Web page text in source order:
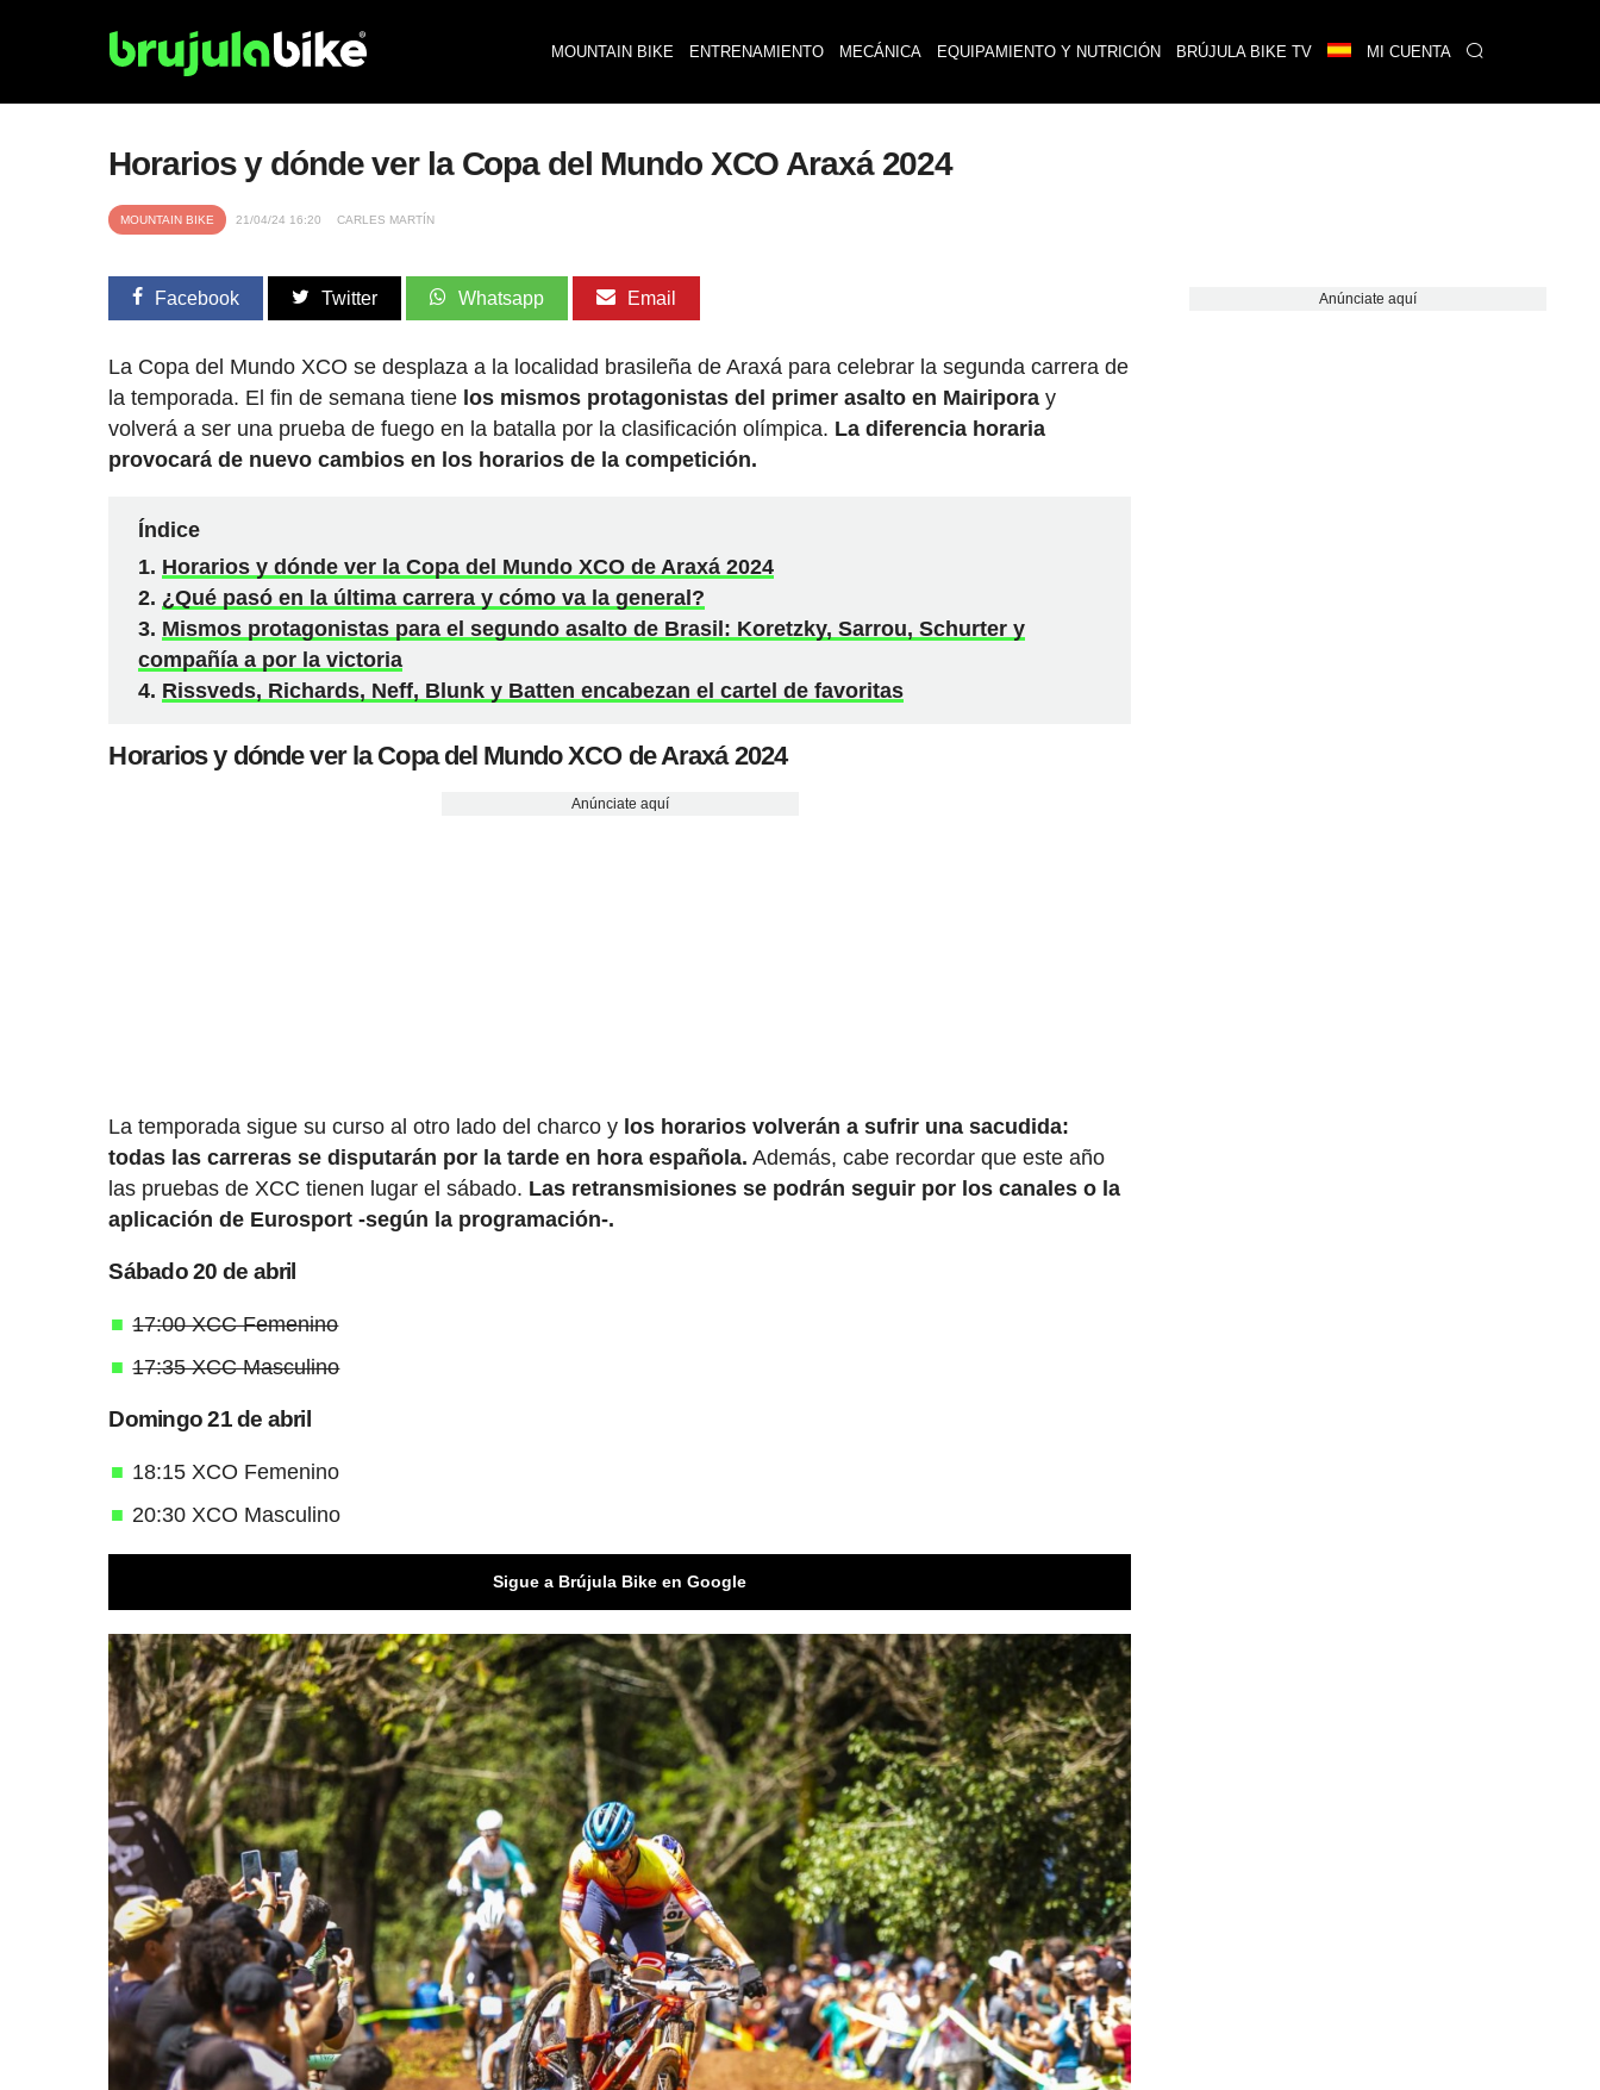
MOUNTAIN BIKE ENTRENAMIENTO MECÁNICA EQUIPAMIENTO Y NUTRICIÓN BRÚJULA BIKE TV MI CUENTA
Horarios y dónde ver la Copa del Mundo XCO Araxá 2024
MOUNTAIN BIKE 21/04/24 16:20 CARLES MARTÍN
Facebook Twitter Whatsapp Email
La Copa del Mundo XCO se desplaza a la localidad brasileña de Araxá para celebrar la segunda carrera de
la temporada. El fin de semana tiene los mismos protagonistas del primer asalto en Mairipora y
volverá a ser una prueba de fuego en la batalla por la clasificación olímpica. La diferencia horaria
provocará de nuevo cambios en los horarios de la competición.
Índice
Horarios y dónde ver la Copa del Mundo XCO de Araxá 2024
¿Qué pasó en la última carrera y cómo va la general?
Mismos protagonistas para el segundo asalto de Brasil: Koretzky, Sarrou, Schurter y
compañía a por la victoria
Rissveds, Richards, Neff, Blunk y Batten encabezan el cartel de favoritas
Horarios y dónde ver la Copa del Mundo XCO de Araxá 2024
Anúnciate aquí
La temporada sigue su curso al otro lado del charco y los horarios volverán a sufrir una sacudida:
todas las carreras se disputarán por la tarde en hora española. Además, cabe recordar que este año
las pruebas de XCC tienen lugar el sábado. Las retransmisiones se podrán seguir por los canales o la
aplicación de Eurosport -según la programación-.
Sábado 20 de abril
17:00 XCC Femenino
17:35 XCC Masculino
Domingo 21 de abril
18:15 XCO Femenino
20:30 XCO Masculino
Sigue a Brújula Bike en Google
Anúnciate aquí